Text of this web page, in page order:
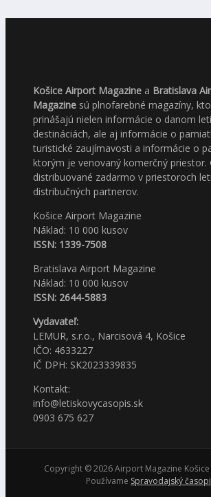
Košice Airport Magazine a Bratislava
Magazine sú plnofarebné magazíny,
prinášajú nielen informácie o danom
destináciách, ale aj informácie o
turistické zaujímavosti a informácie o
ktorým je venovaný komerčný priestor.
distribuované zadarmo v priestoroch
distribučných partnerov.
Košice Airport Magazine
Náklad: 10 000 kusov
ISSN: 1339-7508
Bratislava Airport Magazine
Náklad: 10 000 kusov
ISSN: 2644-5883
Vydavateľ:
LEMUR, s.r.o., Narcisová 4, Košice
IČO: 4633227
IČ DPH: SK2023339835
Kontakt:
info@letiskovycasopis.sk
0903 675 627
Copyright © 2026 Airport Magazine
Používame Spravodajský